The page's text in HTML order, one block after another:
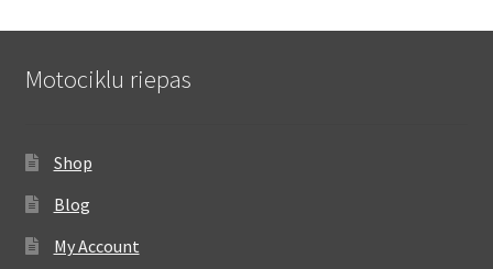
Motociklu riepas
Shop
Blog
My Account